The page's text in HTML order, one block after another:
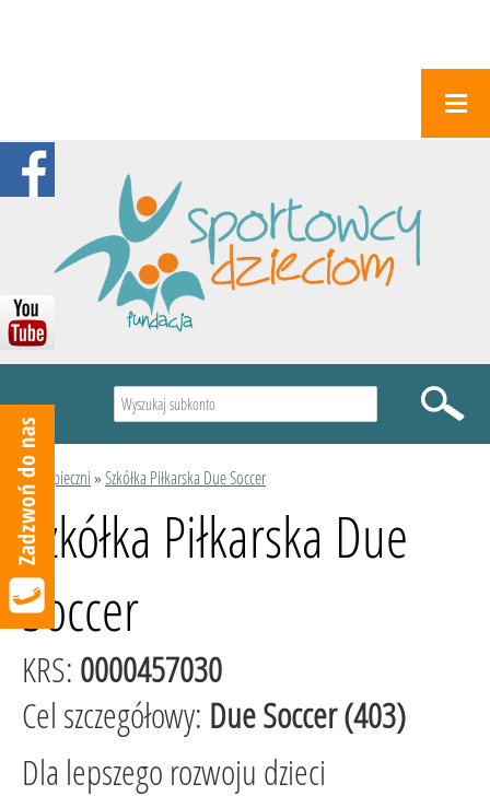
Podopieczni»Szkółka Piłkarska Due Soccer
Szkółka Piłkarska Due
Soccer
KRS: 0000457030
Cel szczegółowy: Due Soccer (403)
Dla lepszego rozwoju dzieci